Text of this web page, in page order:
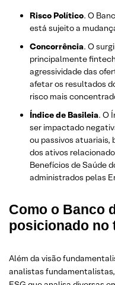
Risco Político. O
está sujeito a
Concorrência. O
principalmente
agressividade das
afetar os resultados
risco mais
Índice de Basileia. O
ser impactado
ou passivos atuariais,
dos ativos
Benefícios de Saúde
administrados pelas
Como o Banco
posicionado no
Além da visão
analistas